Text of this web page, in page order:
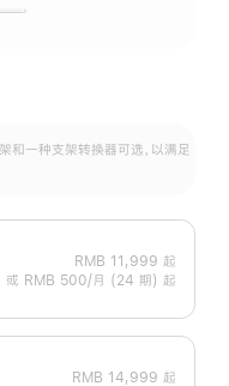
一种支架转换器可选，以满足
RMB 11,999 起
或 RMB 500/月 (24 期) 起
RMB 14,999 起